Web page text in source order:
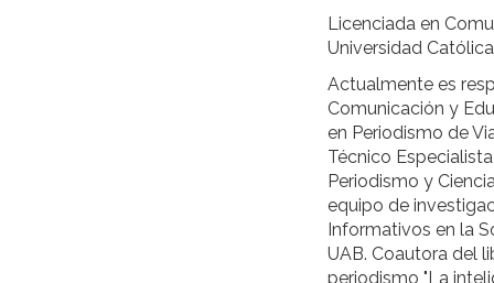
Licenciada en
Universidad
Actualmente es
Comunicación y
en Periodismo de
Técnico
Periodismo y
equipo de
Informativos en la
UAB. Coautora del
periodismo "La